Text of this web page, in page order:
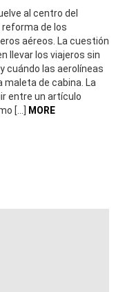
al centro del
de los
aéreos. La cuestión
llevar los viajeros sin
cuándo las aerolíneas
maleta de cabina. La
entre un artículo
[…]
MORE